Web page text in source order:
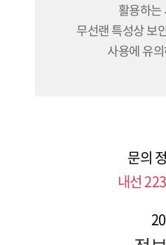
활용하는
무선랜 특성상 보
사용에 유
문의
내선